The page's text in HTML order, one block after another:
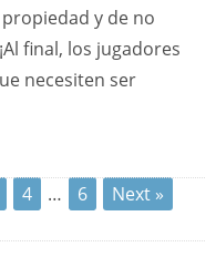
y de no
final, los jugadores
necesiten ser
4 … 6 Next »